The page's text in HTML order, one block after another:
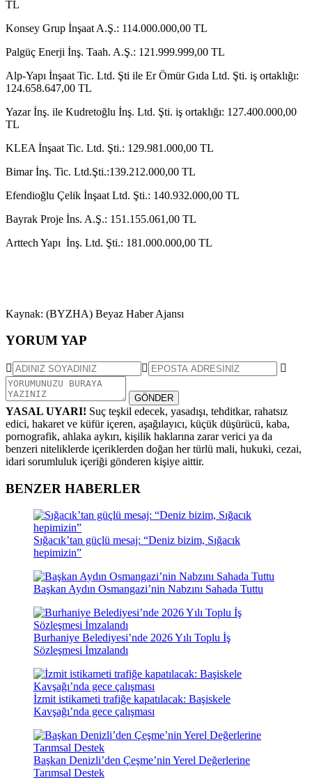
TL
Konsey Grup İnşaat A.Ş.: 114.000.000,00 TL
Palgüç Enerji İnş. Taah. A.Ş.: 121.999.999,00 TL
Alp-Yapı İnşaat Tic. Ltd. Şti ile Er Ömür Gıda Ltd. Şti. iş ortaklığı:
124.658.647,00 TL
Yazar İnş. ile Kudretoğlu İnş. Ltd. Şti. iş ortaklığı: 127.400.000,00
TL
KLEA İnşaat Tic. Ltd. Şti.: 129.981.000,00 TL
Bimar İnş. Tic. Ltd.Şti.:139.212.000,00 TL
Efendioğlu Çelik İnşaat Ltd. Şti.: 140.932.000,00 TL
Bayrak Proje İns. A.Ş.: 151.155.061,00 TL
Arttech Yapı İnş. Ltd. Şti.: 181.000.000,00 TL
Kaynak: (BYZHA) Beyaz Haber Ajansı
YORUM YAP
GÖNDER
YASAL UYARI! Suç teşkil edecek, yasadışı, tehditkar, rahatsız
edici, hakaret ve küfür içeren, aşağılayıcı, küçük düşürücü, kaba,
pornografik, ahlaka aykırı, kişilik haklarına zarar verici ya da
benzeri niteliklerde içeriklerden doğan her türlü mali, hukuki, cezai,
idari sorumluluk içeriği gönderen kişiye aittir.
BENZER HABERLER
Sığacık’tan güçlü mesaj: “Deniz bizim, Sığacık
hepimizin”
Başkan Aydın Osmangazi’nin Nabzını Sahada Tuttu
Burhaniye Belediyesi’nde 2026 Yılı Toplu İş
Sözleşmesi İmzalandı
İzmit istikameti trafiğe kapatılacak: Başiskele
Kavşağı’nda gece çalışması
Başkan Denizli’den Çeşme’nin Yerel Değerlerine
Tarımsal Destek